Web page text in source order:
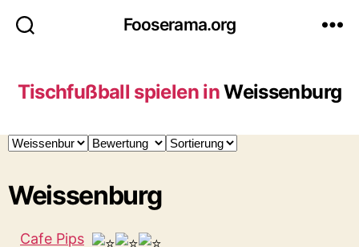
Fooserama.org
Tischfußball spielen inWeissenburg
Weissenburg
Cafe Pips